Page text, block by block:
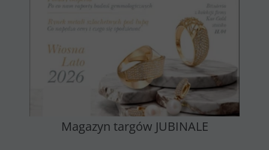
Magazyn targów JUBINALE